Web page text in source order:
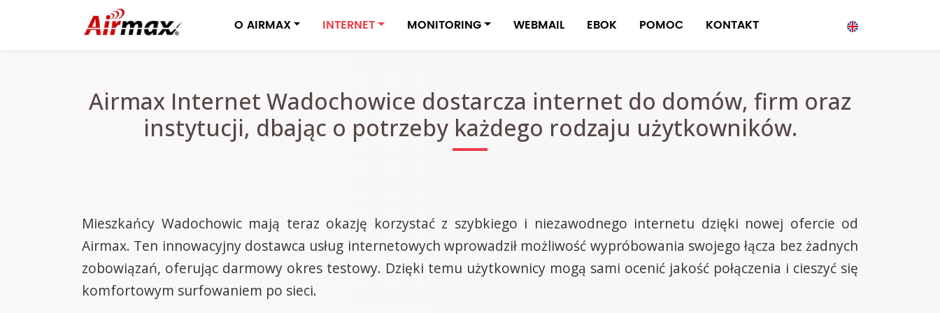
O AIRMAX INTERNET MONITORING WEBMAIL EBOK POMOC KONTAKT
Airmax Internet Wadochowice dostarcza internet do domów, firm oraz
instytucji, dbając o potrzeby każdego rodzaju użytkowników.
Mieszkańcy Wadochowic mają teraz okazję korzystać z szybkiego i niezawodnego internetu dzięki nowej ofercie od
Airmax. Ten innowacyjny dostawca usług internetowych wprowadził możliwość wypróbowania swojego łącza bez żadnych
zobowiązań, oferując darmowy okres testowy. Dzięki temu użytkownicy mogą sami ocenić jakość połączenia i cieszyć się
komfortowym surfowaniem po sieci.